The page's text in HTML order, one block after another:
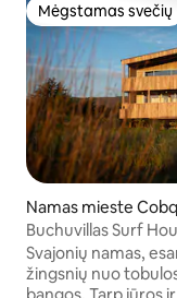
Mėgstamas svečių
Mėgstamas svečių
Namas mieste
Buchuvillas Surf
Buchupureo)
Svajonių namas,
žingsnių nuo